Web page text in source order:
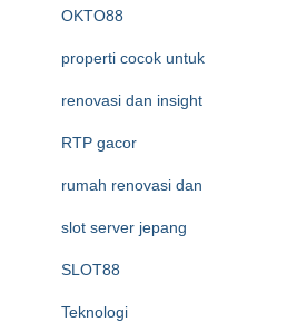
OKTO88
properti cocok untuk
renovasi dan insight
RTP gacor
rumah renovasi dan
slot server jepang
SLOT88
Teknologi